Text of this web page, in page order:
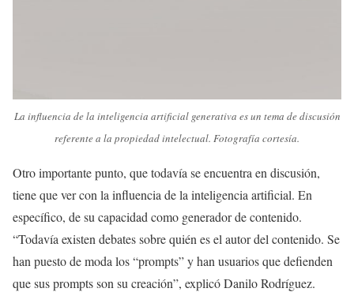
La influencia de la inteligencia artificial generativa es un tema de discusión
referente a la propiedad intelectual. Fotografía cortesía.
Otro importante punto, que todavía se encuentra en discusión,
tiene que ver con la influencia de la inteligencia artificial. En
específico, de su capacidad como generador de contenido.
“Todavía existen debates sobre quién es el autor del contenido. Se
han puesto de moda los “prompts” y han usuarios que defienden
que sus prompts son su creación”, explicó Danilo Rodríguez.